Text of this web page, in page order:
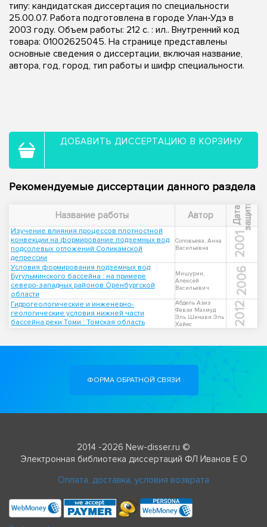
типу: кандидатская диссертация по специальности
25.00.07. Работа подготовлена в городе Улан-Удэ в
2003 году. Объем работы: 212 с. : ил.. Внутренний код
товара: 01002625045. На странице представлены
основные сведения о диссертации, включая название,
автора, год, город, тип работы и шифр специальности.
ДОБАВИТЬ ДИССЕРТАЦИЮ В КОРЗИНУ
Рекомендуемые диссертации данного раздела
Название работы Автор Д
а
т
а
з
а
щ
и
т ы
Изучение влияния процессов плотностной
конвекции на формирование подземных вод
подсолевых отложений Соликамской
депрессии
Соловьева, Анна
Васильевна
2001
Условия формирования подземных вод
Бугульминского бассейна : на примере
северо-западных районов Оренбургской
области
Мишурин,
Алексей
Васильевич
2006
Гидрогеологические и инженерно-
геологические условия нижней части
бассейна реки Томи : Томская область
Абдель Азиз
Фавзи Махмуд
Эль Шинави Эль
Хайес
2012
ФОРМА ОБРАТНОЙ СВЯЗИ
2014 -2026 New-disser.ru ©
Электронная библиотека диссертаций ФЛ Иванов Е О
Оплата, доставка, условия возврата